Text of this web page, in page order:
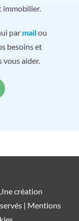
immobilier.
par mailou
besoins et
vous aider.
création
| Mentions